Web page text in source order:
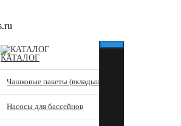
КАТАЛОГ
Чашковые пакеты (вкладыши)
Насосы для бассейнов